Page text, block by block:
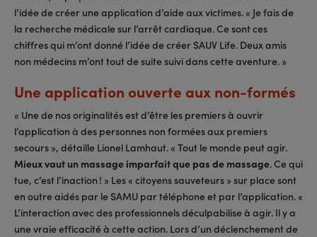
l’idée de créer une application d’aide aux victimes. « Je fais de
la recherche médicale sur l’arrêt cardiaque. Ce sont ces
chiffres qui m’ont donné l’idée de créer SAUV Life. Deux amis
non médecins m’ont tout de suite suivi dans cette aventure. »
Une application ouverte aux non-formés
« Une de nos originalités est d’être les premiers à ouvrir
l’application à des personnes non formées aux premiers
secours », détaille Lionel Lamhaut. « Tout le monde peut agir.
Mieux vaut un massage imparfait que pas de massage. Ce qui
tue, c’est l’inaction ! » Les « citoyens sauveteurs » sur place sont
en outre aidés par le SAMU par téléphone et par l’application. «
L’interaction avec des professionnels déculpabilise à agir. Il y a
une vraie efficacité à cette action. Lors d’un déclenchement de